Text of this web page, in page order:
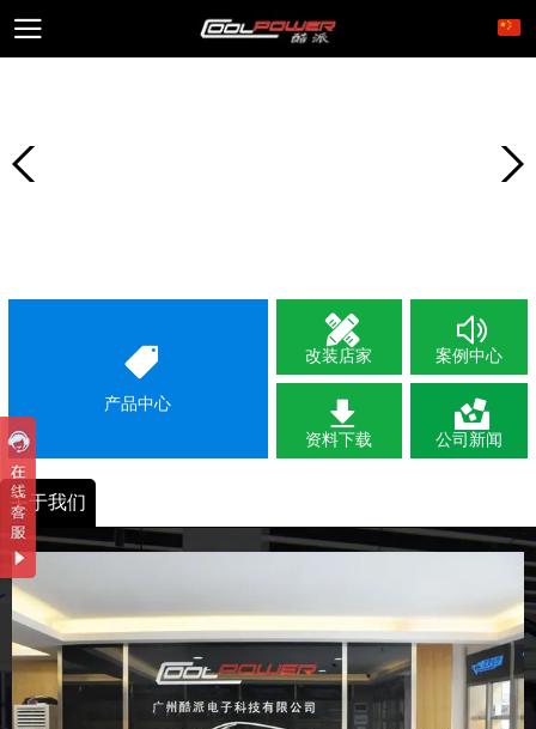
产品中心
改装店家 案例中心
资料下载 公司新闻
关于我们